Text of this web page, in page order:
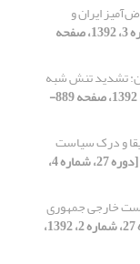
ایران و
[دوره 27، شماره 3، 1392، صفحه
تشدید تنش شبه
[دوره 27، شماره 4، 1392، صفحه 889-
و درک سیاست
[دوره 27، شماره 4،
خارجی ‏جمهوری
[دوره 27، شماره 2، 1392،